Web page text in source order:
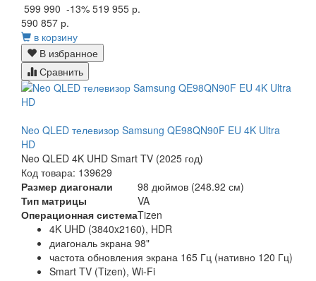
599 990 -13% 519 955 р.
590 857 р.
в корзину
В избранное
Сравнить
Neo QLED телевизор Samsung QE98QN90F EU 4K Ultra
HD
Neo QLED 4K UHD Smart TV (2025 год)
Код товара: 139629
Размер диагонали
98 дюймов (248.92 см)
Тип матрицы
VA
Операционная системаTizen
4K UHD (3840x2160), HDR
диагональ экрана 98"
частота обновления экрана 165 Гц (нативно 120 Гц)
Smart TV (Tizen), Wi-Fi